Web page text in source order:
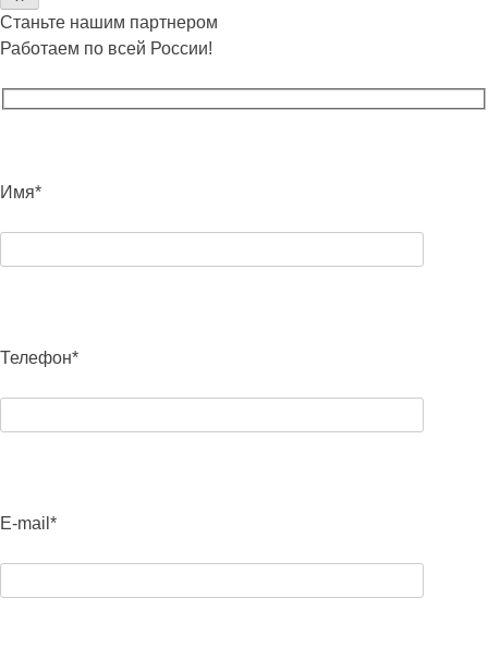
Станьте нашим партнером
Работаем по всей России!
Имя*
Телефон*
E-mail*